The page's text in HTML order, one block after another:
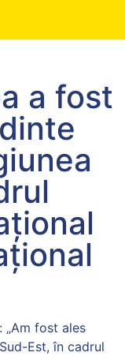
a fost
„Am fost ales
Est, în cadrul